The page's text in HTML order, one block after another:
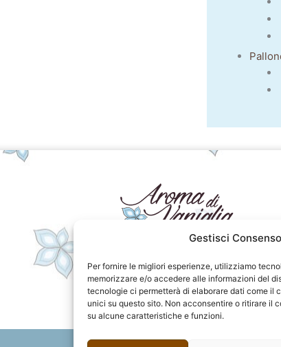
Gestisci
Per fornire le migliori esperienze, utilizziamo
memorizzare e/o accedere alle informazioni del
tecnologie ci permetterà di elaborare dati come il
unici su questo sito. Non acconsentire o ritirare il
su alcune caratteristiche e funzioni.
F
a
c
e
I
n
s
t
P
i
n
t
F
l
i
c